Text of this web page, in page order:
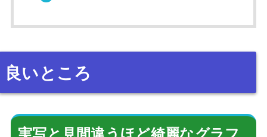
良いところ
実写と見間違うほど綺麗なグラフ